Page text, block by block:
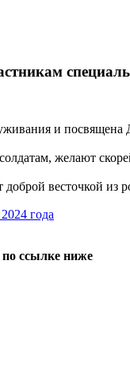
и посвящена
желают
весточкой из
года
по ссылке ниже